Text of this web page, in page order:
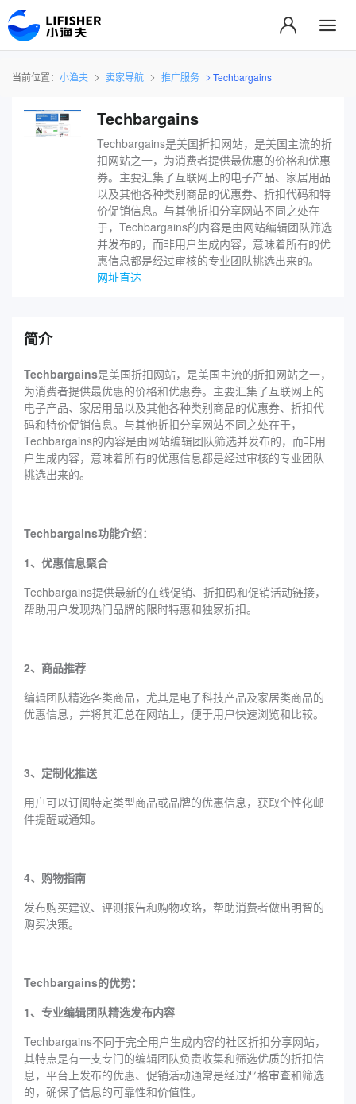
当前位置： 小渔夫 卖家导航 推广服务 Techbargains
Techbargains
Techbargains是美国折扣网站，是美国主流的折
扣网站之一，为消费者提供最优惠的价格和优惠
券。主要汇集了互联网上的电子产品、家居用品
以及其他各种类别商品的优惠券、折扣代码和特
价促销信息。与其他折扣分享网站不同之处在
于，Techbargains的内容是由网站编辑团队筛选
并发布的，而非用户生成内容，意味着所有的优
惠信息都是经过审核的专业团队挑选出来的。
网址直达
简介
Techbargains是美国折扣网站，是美国主流的折扣网站之一，
为消费者提供最优惠的价格和优惠券。主要汇集了互联网上的
电子产品、家居用品以及其他各种类别商品的优惠券、折扣代
码和特价促销信息。与其他折扣分享网站不同之处在于，
Techbargains的内容是由网站编辑团队筛选并发布的，而非用
户生成内容，意味着所有的优惠信息都是经过审核的专业团队
挑选出来的。
Techbargains功能介绍：
1、优惠信息聚合
Techbargains提供最新的在线促销、折扣码和促销活动链接，
帮助用户发现热门品牌的限时特惠和独家折扣。
2、商品推荐
编辑团队精选各类商品，尤其是电子科技产品及家居类商品的
优惠信息，并将其汇总在网站上，便于用户快速浏览和比较。
3、定制化推送
用户可以订阅特定类型商品或品牌的优惠信息，获取个性化邮
件提醒或通知。
4、购物指南
发布购买建议、评测报告和购物攻略，帮助消费者做出明智的
购买决策。
Techbargains的优势：
1、专业编辑团队精选发布内容
Techbargains不同于完全用户生成内容的社区折扣分享网站，
其特点是有一支专门的编辑团队负责收集和筛选优质的折扣信
息，平台上发布的优惠、促销活动通常是经过严格审查和筛选
的，确保了信息的可靠性和价值性。